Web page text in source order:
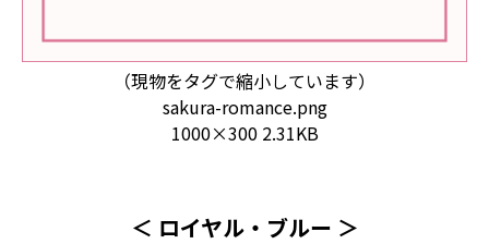
（現物をタグで縮小しています）
sakura-romance.png
1000×300 2.31KB
＜ ロイヤル・ブルー ＞